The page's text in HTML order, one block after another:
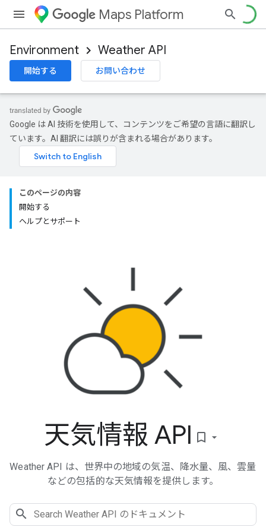
Maps Platform
Environment Weather API
開始する お問い合わせ
Google は AI 技術を使用して、コンテンツをご希望の言語に翻訳し
ています。AI 翻訳には誤りが含まれる場合があります。
このページの内容
開始する
ヘルプとサポート
天気情報 API bookmark_border
Weather API は、世界中の地域の気温、降水量、風、雲量
などの包括的な天気情報を提供します。